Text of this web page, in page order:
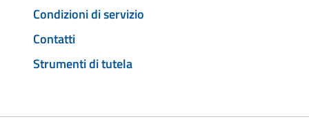
Condizioni di servizio
Contatti
Strumenti di tutela